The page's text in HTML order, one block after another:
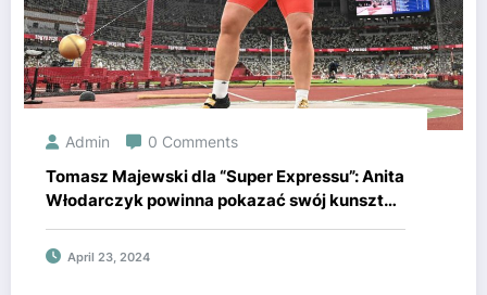
Admin 0 Comments
Tomasz Majewski dla “Super Expressu”: Anita
Włodarczyk powinna pokazać swój kunszt
na igrzyskach! [WIDEO]
April 23, 2024